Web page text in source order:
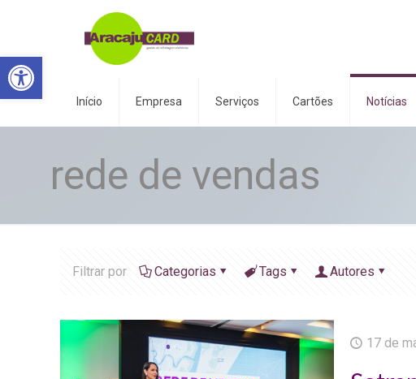
Abrir a barra de ferramentas
Início Empresa Serviços Cartões Notícias
rede de vendas
Filtrar por Categorias Tags Autores
17 de